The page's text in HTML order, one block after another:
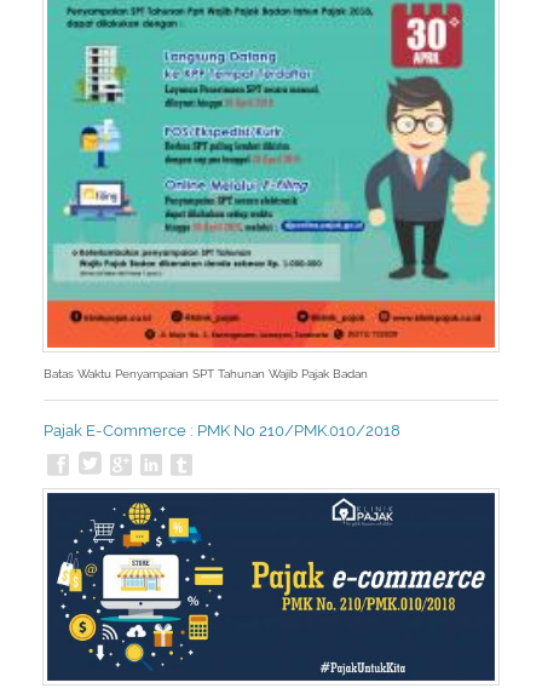
Batas Waktu Penyampaian SPT Tahunan Wajib Pajak Badan
Pajak E-Commerce : PMK No 210/PMK.010/2018